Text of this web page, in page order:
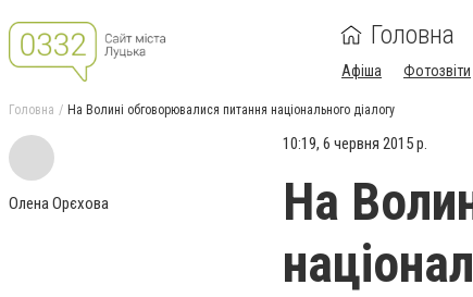
Головна
Афіша Фотозвіти
Головна На Волині обговорювалися питання національного діалогу
Олена Орєхова
10:19, 6 червня 2015 р.
На